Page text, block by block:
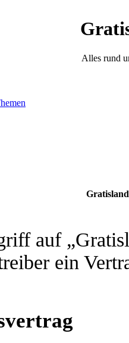
Alles rund
auf
ein